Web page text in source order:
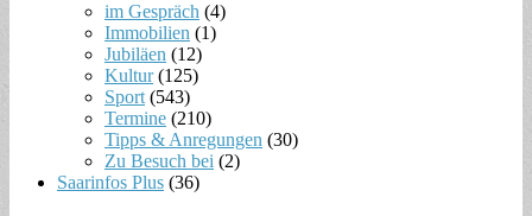
im Gespräch (4)
Immobilien (1)
Jubiläen (12)
Kultur(125)
Sport (543)
Termine (210)
Tipps & Anregungen (30)
Zu Besuch bei (2)
Saarinfos Plus (36)